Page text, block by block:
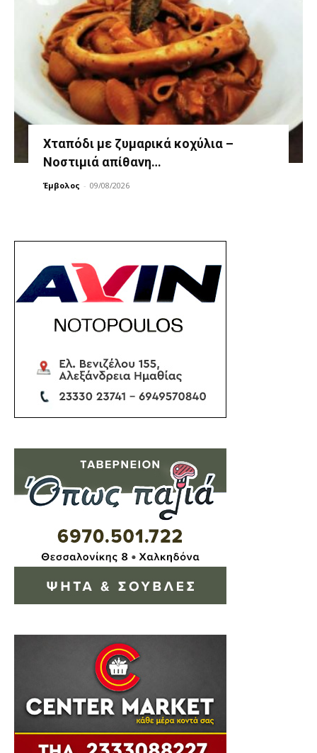
Χταπόδι με ζυμαρικά κοχύλια –
Νοστιμιά απίθανη…
Έμβολος - 09/08/2026